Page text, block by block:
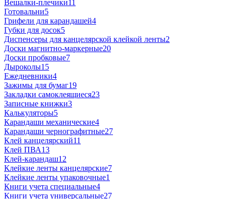
Вешалки-плечики11
Готовальни5
Грифели для карандашей4
Губки для досок5
Диспенсеры для канцелярской клейкой ленты2
Доски магнитно-маркерные20
Доски пробковые7
Дыроколы15
Ежедневники4
Зажимы для бумаг19
Закладки самоклеящиеся23
Записные книжки3
Калькуляторы5
Карандаши механические4
Карандаши чернографитные27
Клей канцелярский11
Клей ПВА13
Клей-карандаш12
Клейкие ленты канцелярские7
Клейкие ленты упаковочные1
Книги учета специальные4
Книги учета универсальные27